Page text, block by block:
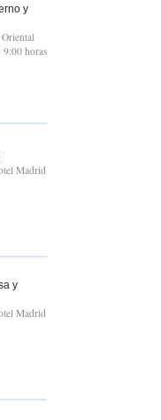
y
9:00 horas
Madrid
y
Madrid